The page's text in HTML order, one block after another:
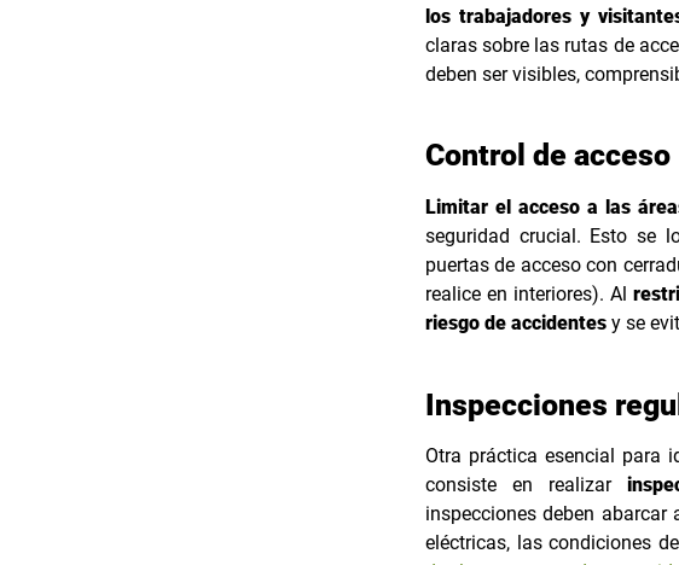
los trabajadores y
claras sobre las rutas de
deben ser visibles,
Control de acceso
Limitar el acceso a las
seguridad crucial. Esto se
puertas de acceso con
realice en interiores). Al
riesgo de accidentes y se
Inspecciones
Otra práctica esencial para
consiste en realizar
inspecciones deben
eléctricas, las condiciones